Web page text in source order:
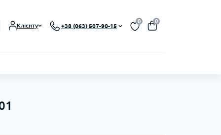
Клієнту +38 (063) 507-90-15
0 0